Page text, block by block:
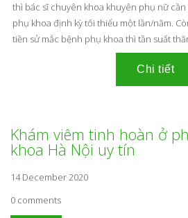
thì bác sĩ chuyên khoa khuyên phụ nữ
phụ khoa định kỳ tối thiểu một lần/năm.
tiền sử mắc bệnh phụ khoa thì tần suất
Khám viêm tinh hoàn ở
khoa Hà Nội uy tín
14 December 2020
0 comments